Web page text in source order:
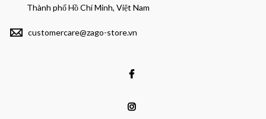
Thành phố Hồ Chí Minh, Việt Nam
customercare@zago-store.vn